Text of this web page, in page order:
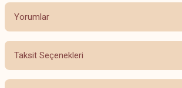
Yorumlar
Bu ürüne ilk yorumu siz yapın!
Taksit Seçenekleri